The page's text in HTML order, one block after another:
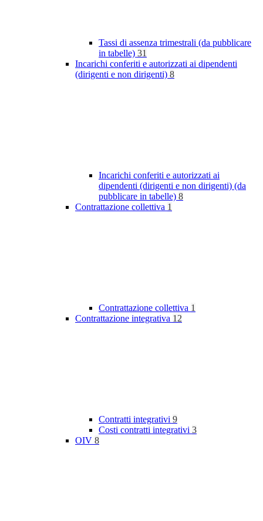
Tassi di assenza trimestrali (da pubblicare
in tabelle) 31
Incarichi conferiti e autorizzati ai dipendenti
(dirigenti e non dirigenti) 8
Incarichi conferiti e autorizzati ai
dipendenti (dirigenti e non dirigenti) (da
pubblicare in tabelle) 8
Contrattazione collettiva 1
Contrattazione collettiva 1
Contrattazione integrativa 12
Contratti integrativi 9
Costi contratti integrativi 3
OIV 8